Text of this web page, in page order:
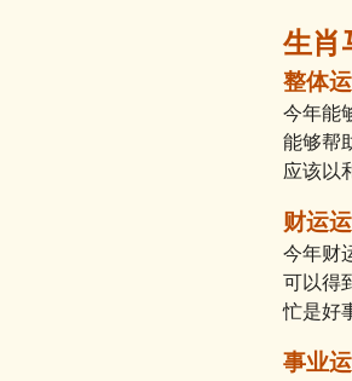
生肖
整体
今年能
能够帮
应该以
财运
今年财
可以得
忙是好
事业